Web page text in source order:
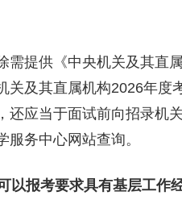
提供《中央机关及其直
关及其直属机构2026年度
还应当于面试前向招录机
务中心网站查询。
以报考要求具有基层工作